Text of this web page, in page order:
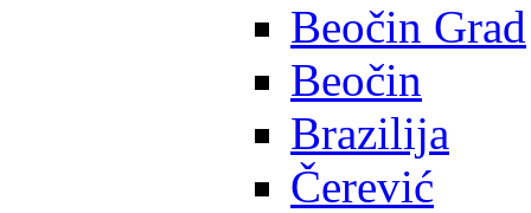
Beočin Grad
Beočin
Brazilija
Čerević